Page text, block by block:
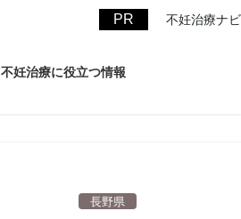
不妊治療ナビ
不妊治療に役立つ情報
長野県